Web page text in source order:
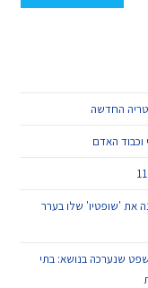
החדשה
וכבוד האדם
את 'שופטיו' שלו בערר
שנערכה בנושא: בתי